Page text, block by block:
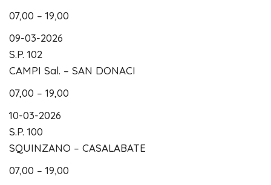
07,00 – 19,00
09-03-2026
S.P. 102
CAMPI Sal. – SAN DONACI
07,00 – 19,00
10-03-2026
S.P. 100
SQUINZANO – CASALABATE
07,00 – 19,00